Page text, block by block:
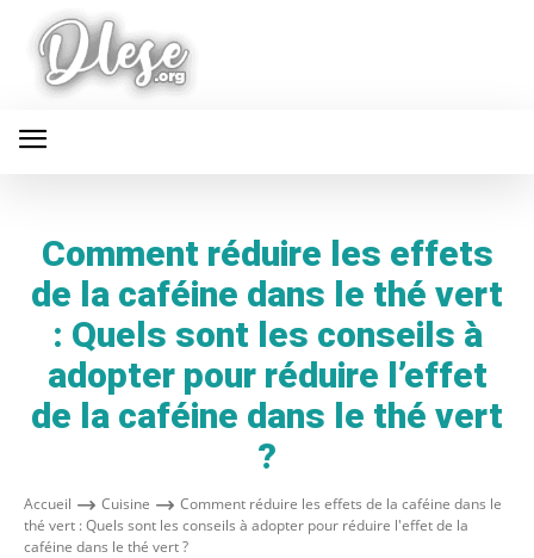
Comment réduire les effets
de la caféine dans le thé vert
: Quels sont les conseils à
adopter pour réduire l’effet
de la caféine dans le thé vert
?
Accueil Cuisine
Comment réduire les effets de la caféine dans le
thé vert : Quels sont les conseils à adopter pour réduire l'effet de la
caféine dans le thé vert ?